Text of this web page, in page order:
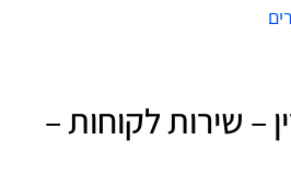
– שירות לקוחות –